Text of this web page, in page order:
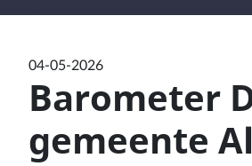
04-05-2026
Barometer
gemeente